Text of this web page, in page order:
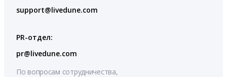
support@livedune.com
PR-отдел:
pr@livedune.com
По вопросам сотрудничества,